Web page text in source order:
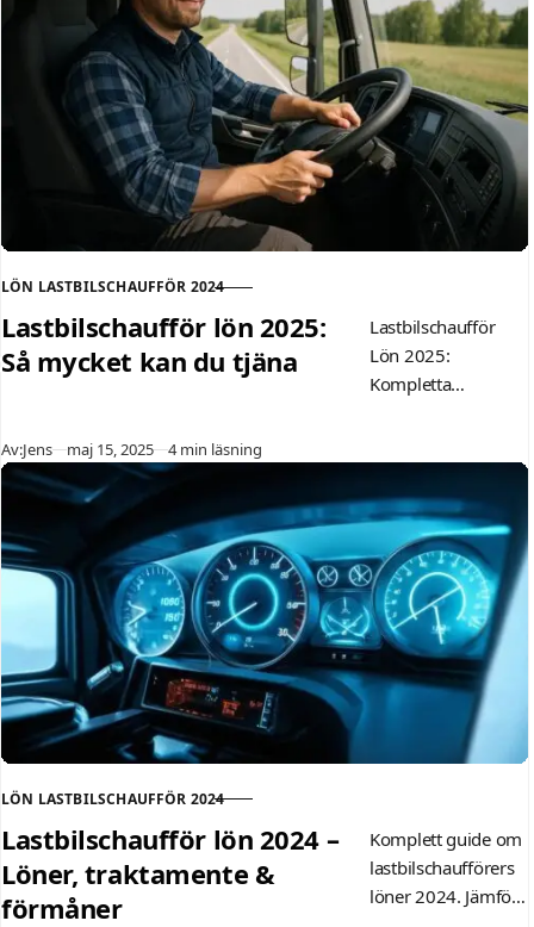
KATEGORI
LÖN LASTBILSCHAUFFÖR 2024
Lastbilschaufför lön 2025:
Så mycket kan du tjäna
Lastbilschaufför
Lön 2025:
Kompletta
karriär som
lastbilschaufför
eller är du redan
inom yrket och
undrar…
Av:Jens Publicerad
maj 15, 2025 4 min läsning
KATEGORI
LÖN LASTBILSCHAUFFÖR 2024
Lastbilschaufför lön 2024 –
Löner, traktamente &
förmåner
Komplett guide om
lastbilschaufförers
löner 2024. Jämför